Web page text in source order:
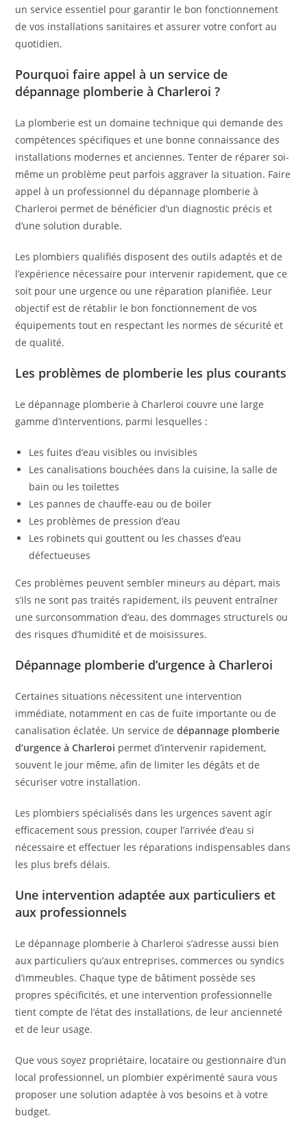
un service essentiel pour garantir le bon fonctionnement
de vos installations sanitaires et assurer votre confort au
quotidien.
Pourquoi faire appel à un service de
dépannage plomberie à Charleroi ?
La plomberie est un domaine technique qui demande des
compétences spécifiques et une bonne connaissance des
installations modernes et anciennes. Tenter de réparer soi-
même un problème peut parfois aggraver la situation. Faire
appel à un professionnel du dépannage plomberie à
Charleroi permet de bénéficier d’un diagnostic précis et
d’une solution durable.
Les plombiers qualifiés disposent des outils adaptés et de
l’expérience nécessaire pour intervenir rapidement, que ce
soit pour une urgence ou une réparation planifiée. Leur
objectif est de rétablir le bon fonctionnement de vos
équipements tout en respectant les normes de sécurité et
de qualité.
Les problèmes de plomberie les plus courants
Le dépannage plomberie à Charleroi couvre une large
gamme d’interventions, parmi lesquelles :
Les fuites d’eau visibles ou invisibles
Les canalisations bouchées dans la cuisine, la salle de
bain ou les toilettes
Les pannes de chauffe-eau ou de boiler
Les problèmes de pression d’eau
Les robinets qui gouttent ou les chasses d’eau
défectueuses
Ces problèmes peuvent sembler mineurs au départ, mais
s’ils ne sont pas traités rapidement, ils peuvent entraîner
une surconsommation d’eau, des dommages structurels ou
des risques d’humidité et de moisissures.
Dépannage plomberie d’urgence à Charleroi
Certaines situations nécessitent une intervention
immédiate, notamment en cas de fuite importante ou de
canalisation éclatée. Un service dedépannage plomberie
d’urgence à Charleroi permet d’intervenir rapidement,
souvent le jour même, afin de limiter les dégâts et de
sécuriser votre installation.
Les plombiers spécialisés dans les urgences savent agir
efficacement sous pression, couper l’arrivée d’eau si
nécessaire et effectuer les réparations indispensables dans
les plus brefs délais.
Une intervention adaptée aux particuliers et
aux professionnels
Le dépannage plomberie à Charleroi s’adresse aussi bien
aux particuliers qu’aux entreprises, commerces ou syndics
d’immeubles. Chaque type de bâtiment possède ses
propres spécificités, et une intervention professionnelle
tient compte de l’état des installations, de leur ancienneté
et de leur usage.
Que vous soyez propriétaire, locataire ou gestionnaire d’un
local professionnel, un plombier expérimenté saura vous
proposer une solution adaptée à vos besoins et à votre
budget.